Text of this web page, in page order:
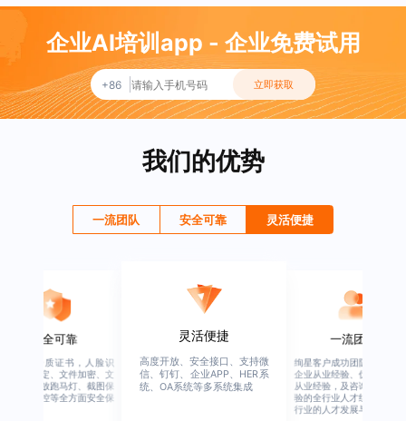
企业AI培训app - 企业免费试用
+86 立即获取
我们的优势
一流团队 安全可靠 灵活便捷
安全可靠
业权威资质证书，人脸识
、设备绑定、文件加密、文
水印、播放跑马灯、截图保
、权限管控等全方面安全保
灵活便捷
高度开放、安全接口、支持微
信、钉钉、企业APP、HER系
统、OA系统等多系统集成
一流团队
绚星客户成功团队，由有多
企业从业经验、优秀培训机
从业经验，及咨询公司从业
验的全行业人才组成，涉猎
行业的人才发展与培养模块